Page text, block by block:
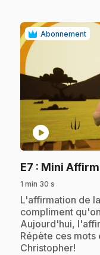
Abonnement
play_circle
E7 : Mini
1 min 30 s
.L'affirmation de
compliment
Aujourd'hui,
Répète ces
Christopher!